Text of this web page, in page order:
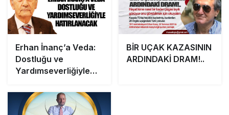
Erhan İnanç’a Veda:
Dostluğu ve
Yardımseverliğiyle
​BİR UÇAK KAZASININ
ARDINDAKİ DRAM!..